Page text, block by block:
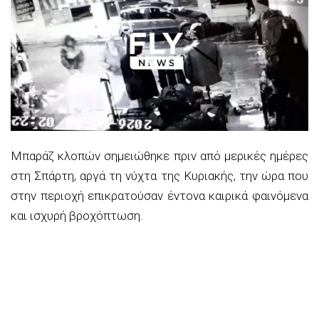
Μπαράζ κλοπών σημειώθηκε πριν από μερικές ημέρες
στη Σπάρτη, αργά τη νύχτα της Κυριακής, την ώρα που
στην περιοχή επικρατούσαν έντονα καιρικά φαινόμενα
και ισχυρή βροχόπτωση.